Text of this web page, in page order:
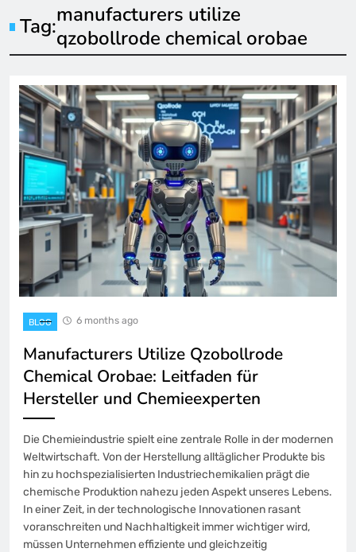
Tag:manufacturers utilize
qzobollrode chemical orobae
BLOG 6 months ago
Manufacturers Utilize Qzobollrode
Chemical Orobae: Leitfaden für
Hersteller und Chemieexperten
Die Chemieindustrie spielt eine zentrale Rolle in der modernen
Weltwirtschaft. Von der Herstellung alltäglicher Produkte bis
hin zu hochspezialisierten Industriechemikalien prägt die
chemische Produktion nahezu jeden Aspekt unseres Lebens.
In einer Zeit, in der technologische Innovationen rasant
voranschreiten und Nachhaltigkeit immer wichtiger wird,
müssen Unternehmen effiziente und gleichzeitig